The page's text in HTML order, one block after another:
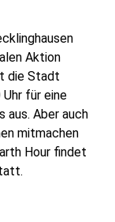
Aktion
die Stadt
für eine
aus. Aber auch
mitmachen
Hour findet